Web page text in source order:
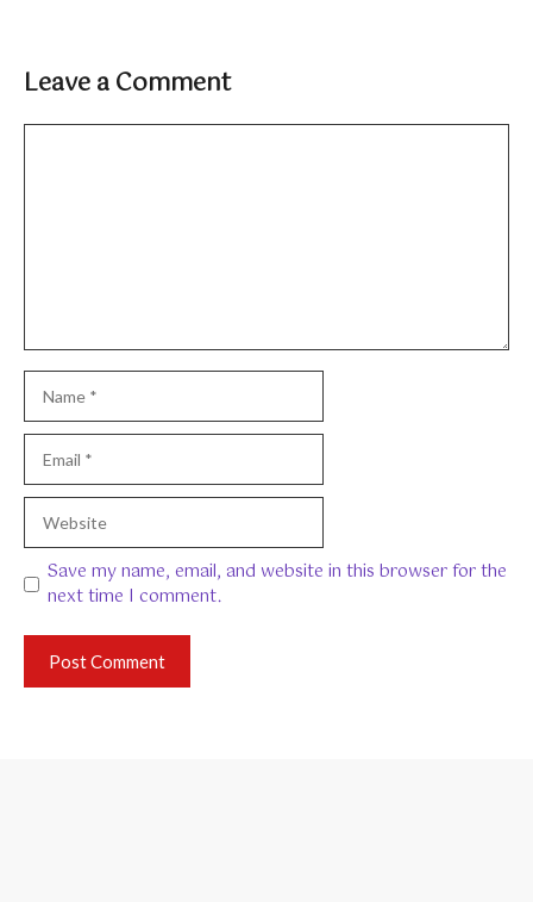
Leave a Comment
Comment
Name
Email
Website
Save my name, email, and website in this browser for the
next time I comment.